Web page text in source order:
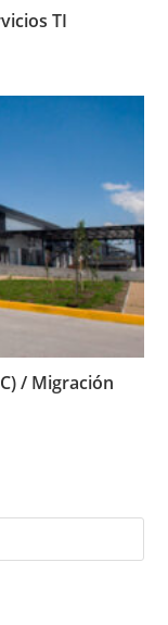
TI
/ Migración